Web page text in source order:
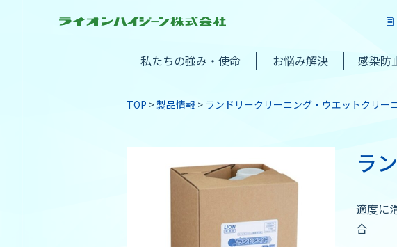
私たちの強み・使命 お悩み解決 感染防
TOP 製品情報 ランドリークリーニング・ウエットクリー
ラ
適度に
合